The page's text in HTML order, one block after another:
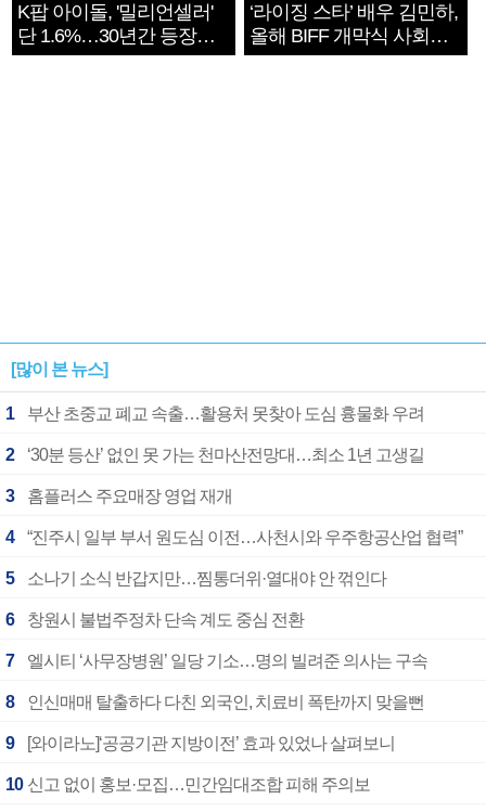
K팝 아이돌, '밀리언셀러'
단 1.6%…30년간 등장
1182개팀 전수조사
‘라이징 스타’ 배우 김민하,
올해 BIFF 개막식 사회자
확정
[많이 본 뉴스]
1 부산 초중교 폐교 속출…활용처 못찾아 도심 흉물화 우려
2 ‘30분 등산’ 없인 못 가는 천마산전망대…최소 1년 고생길
3 홈플러스 주요매장 영업 재개
4 “진주시 일부 부서 원도심 이전…사천시와 우주항공산업 협력”
5 소나기 소식 반갑지만…찜통더위·열대야 안 꺾인다
6 창원시 불법주정차 단속 계도 중심 전환
7 엘시티 ‘사무장병원’ 일당 기소…명의 빌려준 의사는 구속
8 인신매매 탈출하다 다친 외국인, 치료비 폭탄까지 맞을뻔
9 [와이라노]‘공공기관 지방이전’ 효과 있었나 살펴보니
10 신고 없이 홍보·모집…민간임대조합 피해 주의보